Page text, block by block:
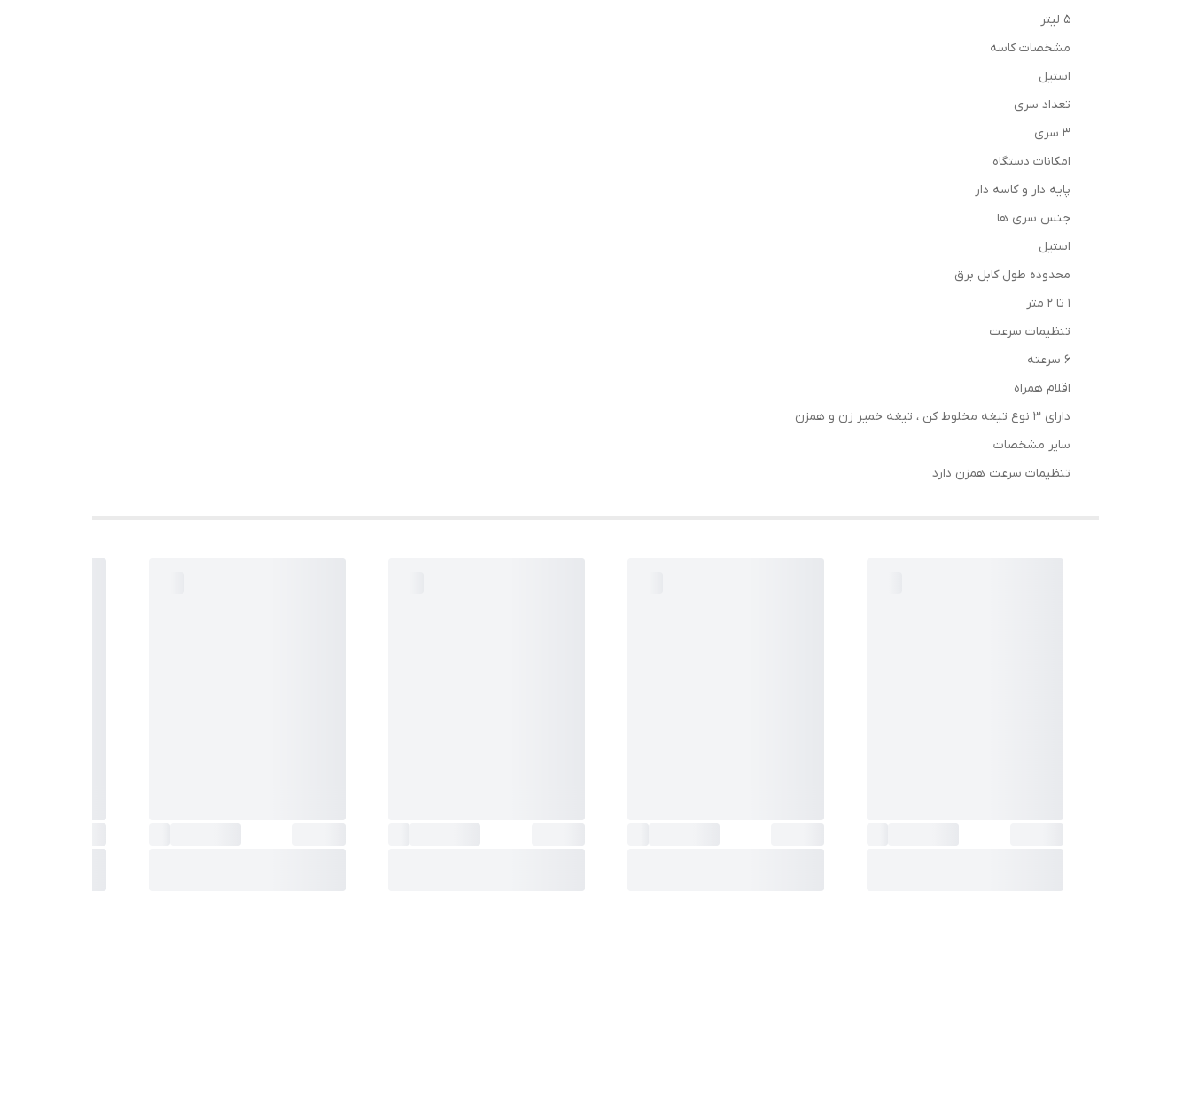
۵ لیتر
مشخصات کاسه
استیل
تعداد سری
۳ سری
امکانات دستگاه
پایه دار و کاسه دار
جنس سری ها
استیل
محدوده طول کابل برق
1 تا 2 متر
تنظیمات سرعت
6 سرعته
اقلام همراه
دارای 3 نوع تیغه مخلوط کن ، تیغه خمیر زن و همزن
سایر مشخصات
تنظیمات سرعت همزن دارد